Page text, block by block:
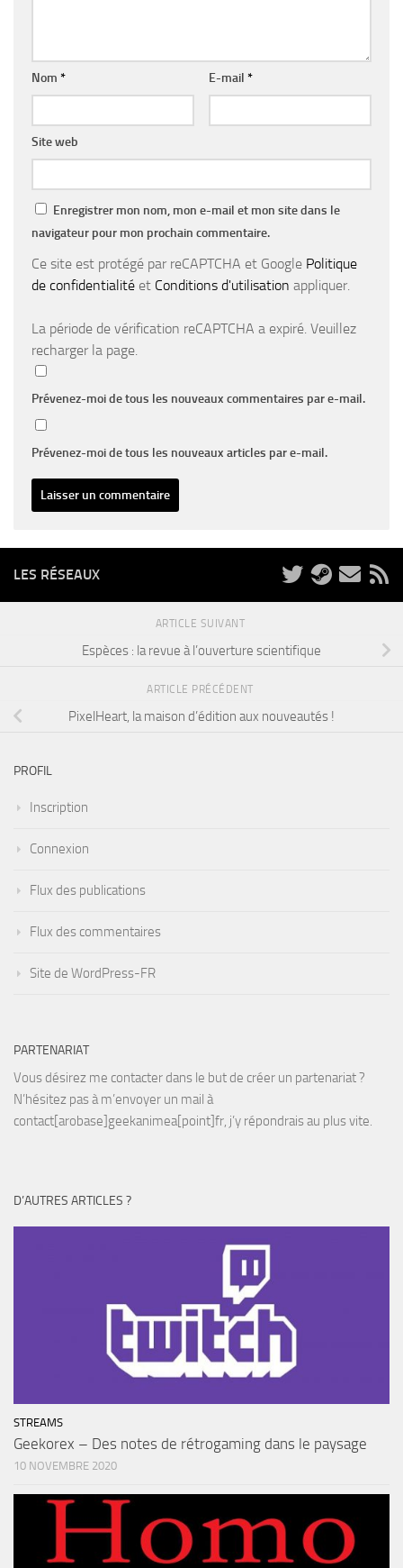
Nom * E-mail *
Site web
Enregistrer mon nom, mon e-mail et mon site dans le
navigateur pour mon prochain commentaire.
Ce site est protégé par reCAPTCHA et Google Politique
de confidentialité et Conditions d'utilisation appliquer.
La période de vérification reCAPTCHA a expiré. Veuillez
recharger la page.
Prévenez-moi de tous les nouveaux commentaires par e-mail.
Prévenez-moi de tous les nouveaux articles par e-mail.
LES RÉSEAUX
ARTICLE SUIVANT
Espèces : la revue à l’ouverture scientifique
ARTICLE PRÉCÉDENT
PixelHeart, la maison d’édition aux nouveautés !
PROFIL
Inscription
Connexion
Flux des publications
Flux des commentaires
Site de WordPress-FR
PARTENARIAT
Vous désirez me contacter dans le but de créer un partenariat ?
N’hésitez pas à m’envoyer un mail à
contact[arobase]geekanimea[point]fr, j’y répondrais au plus vite.
D’AUTRES ARTICLES ?
STREAMS
Geekorex – Des notes de rétrogaming dans le paysage
10 NOVEMBRE 2020